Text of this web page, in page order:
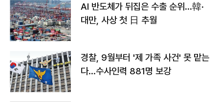
AI 반도체가 뒤집은 수출 순위…韓·
대만, 사상 첫 日 추월
경찰, 9월부터 '제 가족 사건' 못 맡는
다…수사인력 881명 보강